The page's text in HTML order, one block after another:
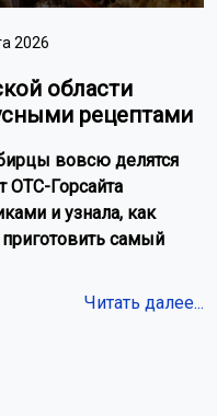
2026
области
рецептами
вовсю делятся
ОТС-Горсайта
и узнала, как
самый
Читать далее...